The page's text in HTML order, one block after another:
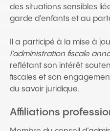
des situations sensibles
garde d’enfants et au
Il a participé à la mise à
l’administration fiscale
reflétant son intérêt
fiscales et son
du savoir juridique.
Affiliations